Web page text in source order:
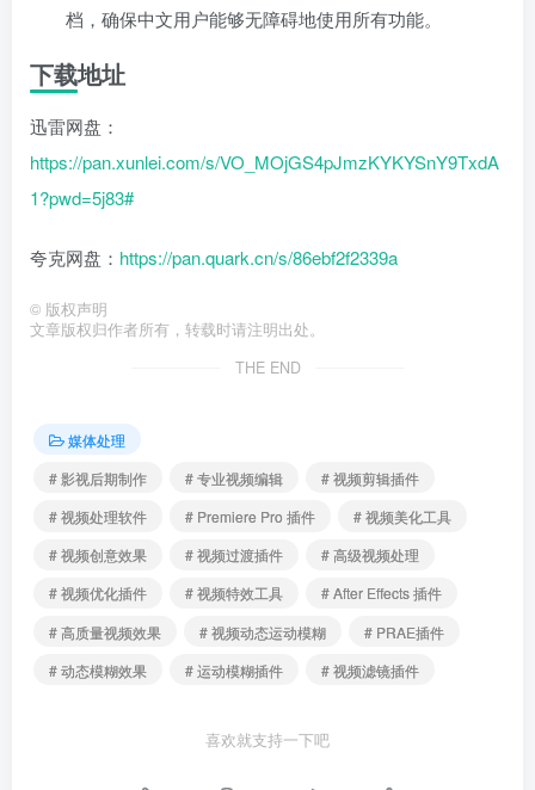
档，确保中文用户能够无障碍地使用所有功能。
下载地址
迅雷网盘：
https://pan.xunlei.com/s/VO_MOjGS4pJmzKYKYSnY9TxdA
1?pwd=5j83#
夸克网盘： https://pan.quark.cn/s/86ebf2f2339a
© 版权声明
文章版权归作者所有，转载时请注明出处。
THE END
媒体处理
# 影视后期制作
# 专业视频编辑
# 视频剪辑插件
# 视频处理软件
# Premiere Pro 插件
# 视频美化工具
# 视频创意效果
# 视频过渡插件
# 高级视频处理
# 视频优化插件
# 视频特效工具
# After Effects 插件
# 高质量视频效果
# 视频动态运动模糊
# PRAE插件
# 动态模糊效果
# 运动模糊插件 # 视频滤镜插件
喜欢就支持一下吧